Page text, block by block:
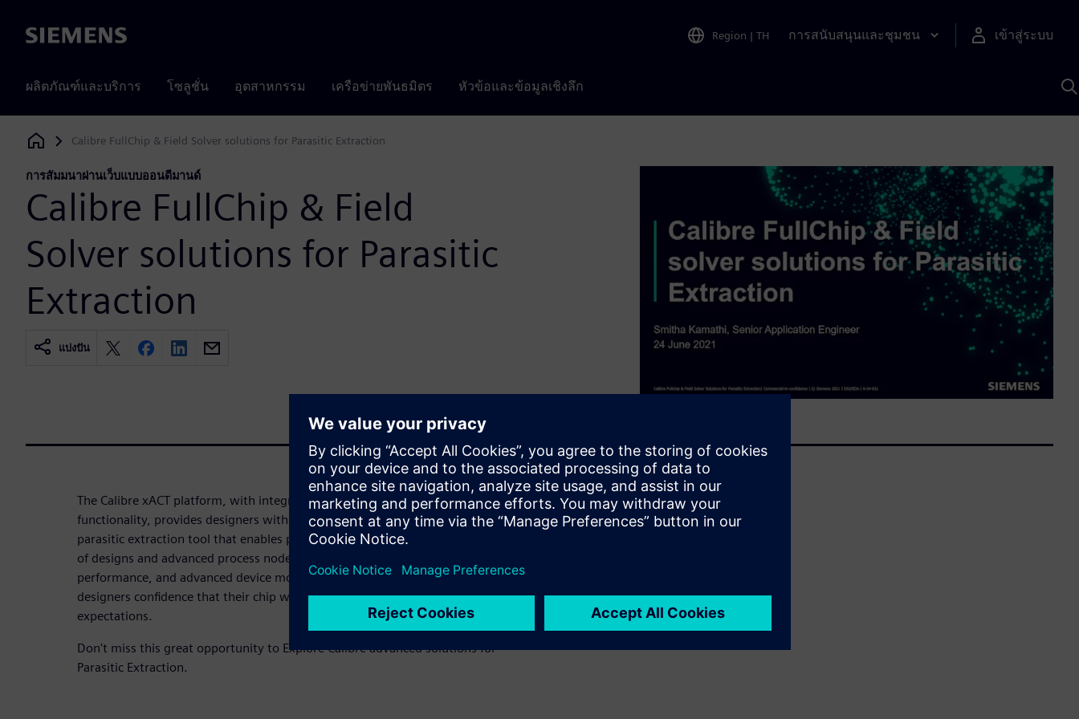
Siemens Region | TH การสนับสนุนและชุมชน เข้าสู่ระบบ
ผลิตภัณฑ์และบริการ โซลูชั่น อุตสาหกรรม เครือข่ายพันธมิตร หัวข้อและข้อมูลเชิงลึก
Siemens Digital Industries Software
Calibre FullChip & Field Solver solutions for Parasitic Extraction
การสัมมนาผ่านเว็บแบบออนดีมานด์
Calibre FullChip & Field
Solver solutions for Parasitic
Extraction
แบ่งปัน
The Calibre xACT platform, with integrated Calibre xACT 3D and Calibre xL
functionality, provides designers with a fast, highly accurate, and multi-purpose
parasitic extraction tool that enables post-layout simulation across a wide range
of designs and advanced process nodes. With attofarad accuracy, high
performance, and advanced device modeling, the Calibre xACT solution gives
designers confidence that their chip will meet or exceed performance
expectations.
Don't miss this great opportunity to Explore Calibre advanced solutions for
Parasitic Extraction.